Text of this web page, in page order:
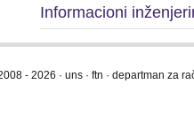
Informacioni
- 2026 · uns · ftn · departman za